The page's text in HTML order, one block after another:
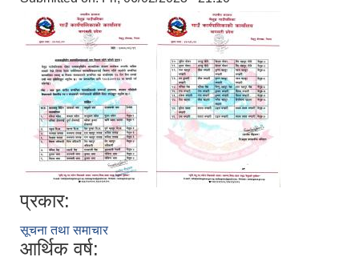
प्रकार:
सूचना तथा समाचार
आर्थिक वर्ष: